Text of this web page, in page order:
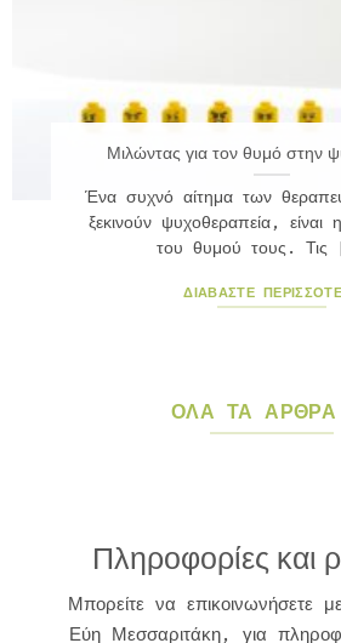
Μιλώντας για τον θυμό στην
Ένα συχνό αίτημα των
ξεκινούν ψυχοθεραπεία, είναι
του θυμού τους.
ΔΙΑΒΆΣΤΕ
ΟΛΑ ΤΑ ΑΡΘΡΑ
Πληροφορίες και
Μπορείτε να επικοινωνήσετε
Εύη Μεσσαριτάκη, για